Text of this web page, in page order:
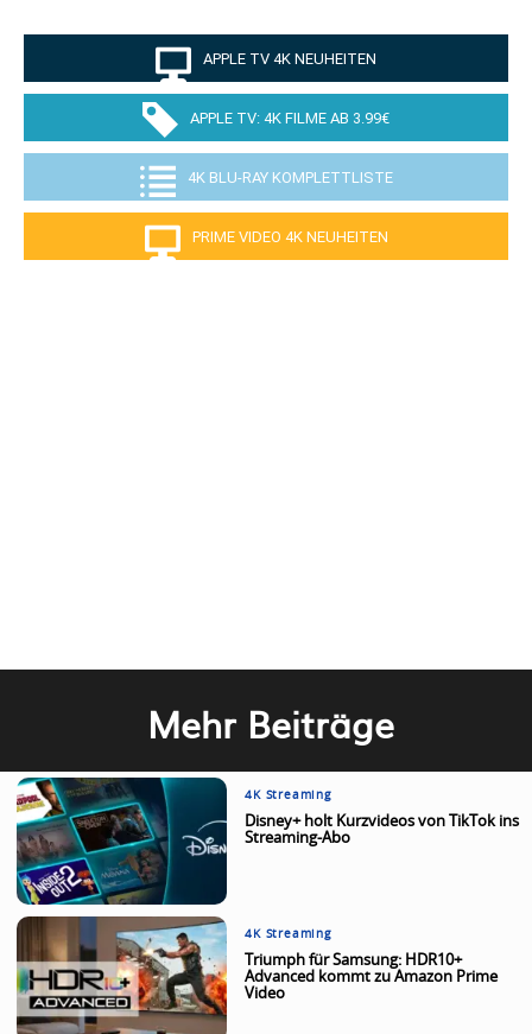
APPLE TV 4K NEUHEITEN
APPLE TV: 4K FILME AB 3.99€
4K BLU-RAY KOMPLETTLISTE
PRIME VIDEO 4K NEUHEITEN
Mehr Beiträge
4K Streaming
Disney+ holt Kurzvideos von TikTok ins
Streaming-Abo
4K Streaming
Triumph für Samsung: HDR10+
Advanced kommt zu Amazon Prime
Video